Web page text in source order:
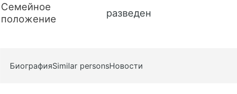
Семейное
положение
разведен
БиографияSimilar personsНовости